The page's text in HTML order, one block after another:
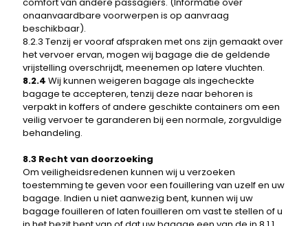
onaanvaardbare voorwerpen is op aanvraag
beschikbaar).
8.2.3 Tenzij er vooraf afspraken met ons zijn gemaakt over
het vervoer ervan, mogen wij bagage die de geldende
vrijstelling overschrijdt, meenemen op latere vluchten.
8.2.4 Wij kunnen weigeren bagage als ingecheckte
bagage te accepteren, tenzij deze naar behoren is
verpakt in koffers of andere geschikte containers om een ​​
veilig vervoer te garanderen bij een normale, zorgvuldige
behandeling.
8.3 Recht van doorzoeking
Om veiligheidsredenen kunnen wij u verzoeken
toestemming te geven voor een fouillering van uzelf en uw
bagage. Indien u niet aanwezig bent, kunnen wij uw
bagage fouilleren of laten fouilleren om vast te stellen of u